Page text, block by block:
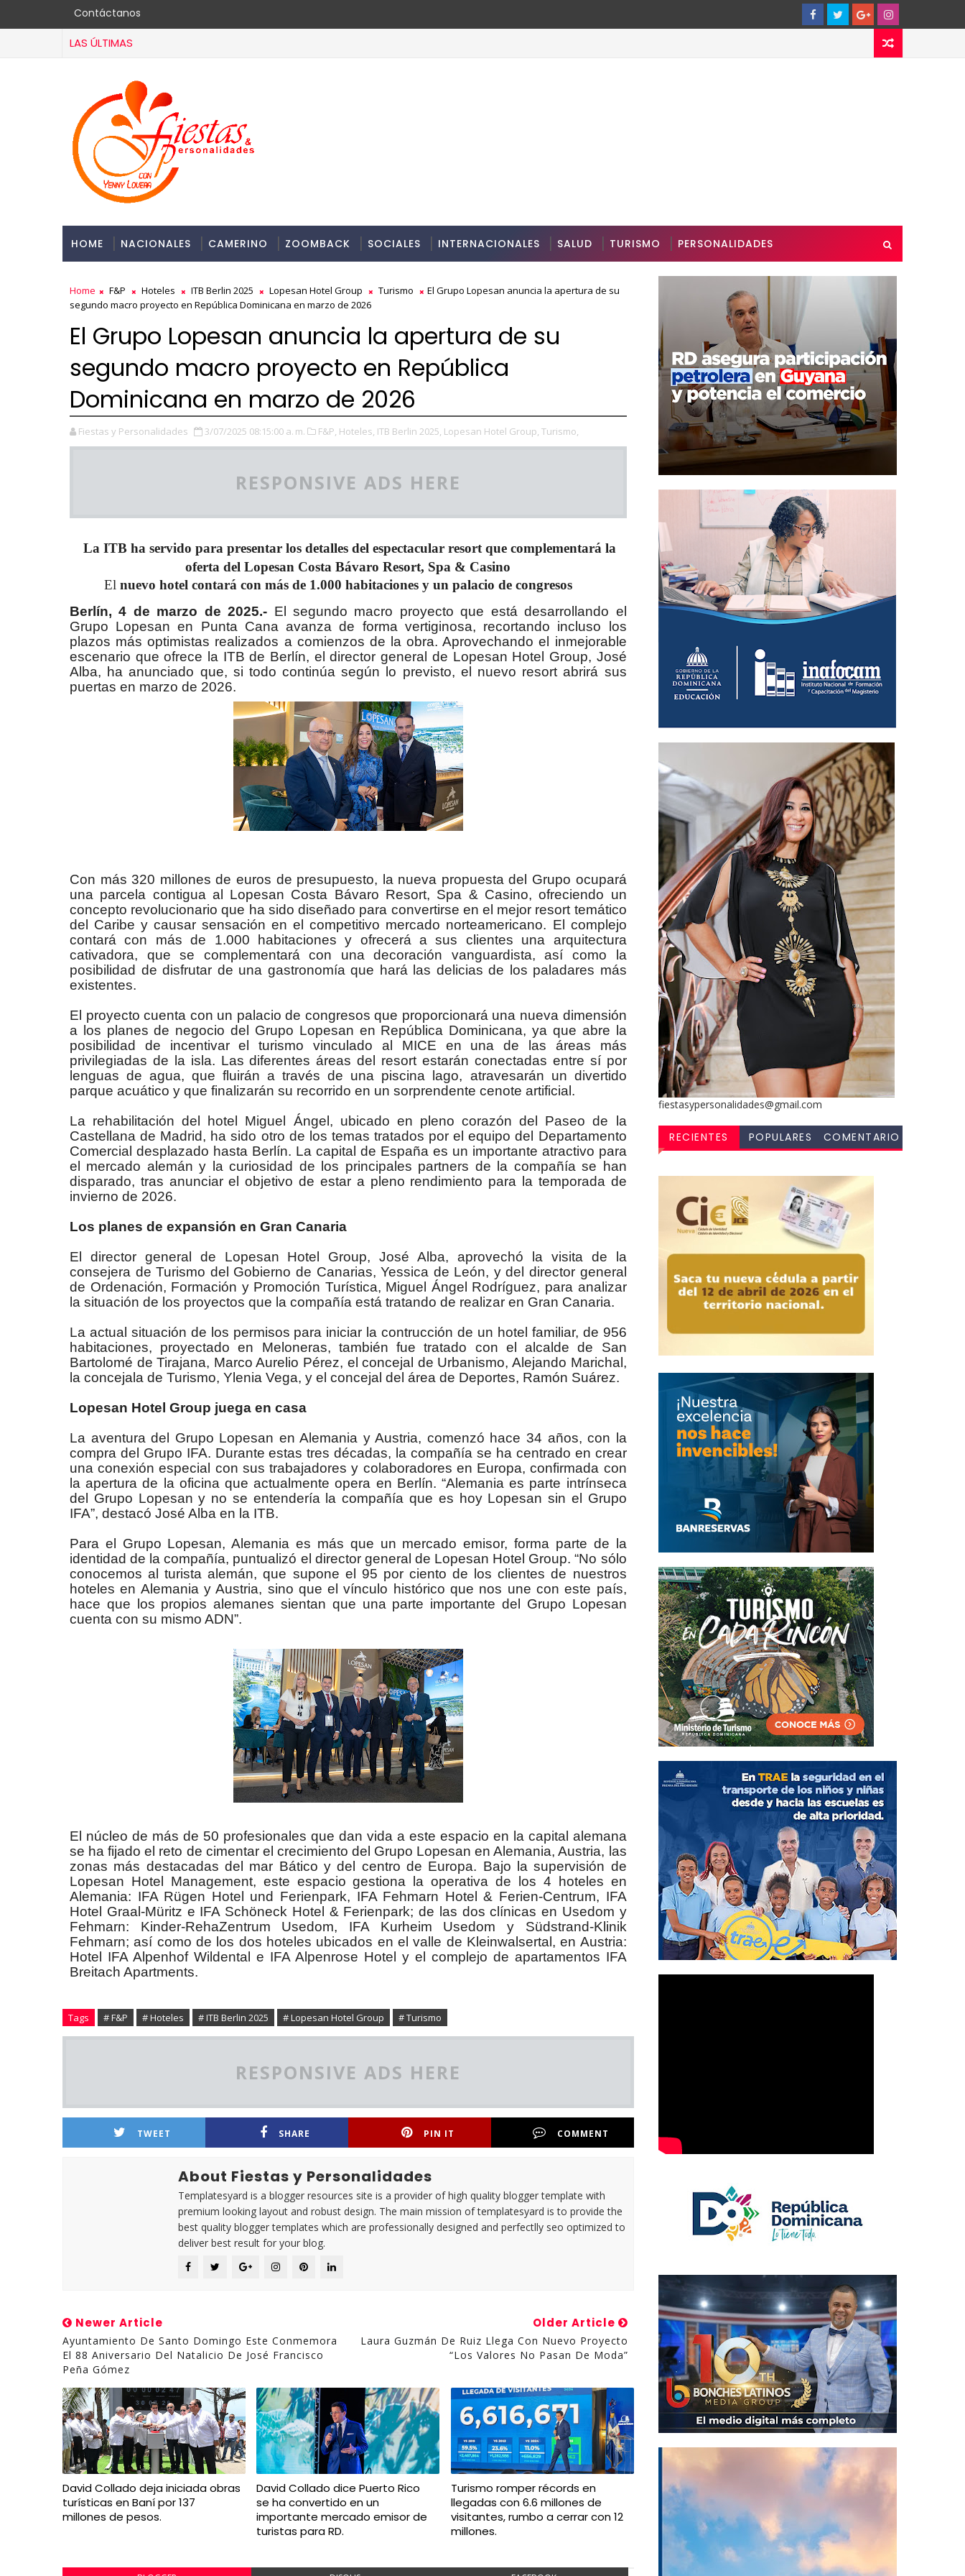
Contáctanos
LAS ÚLTIMAS
HOME NACIONALES CAMERINO ZOOMBACK SOCIALES INTERNACIONALES SALUD TURISMO PERSONALIDADES
Home F&P Hoteles ITB Berlin 2025 Lopesan Hotel Group Turismo
El Grupo Lopesan anuncia la apertura de su
segundo macro proyecto en República Dominicana en marzo de 2026
El Grupo Lopesan anuncia la apertura de su
segundo macro proyecto en República
Dominicana en marzo de 2026
Fiestas y Personalidades 3/07/2025 08:15:00 a. m. F&P, Hoteles, ITB Berlin 2025, Lopesan Hotel Group, Turismo,
RESPONSIVE ADS HERE
La ITB ha servido para presentar los detalles del espectacular resort que complementará la
oferta del Lopesan Costa Bávaro Resort, Spa & Casino
El nuevo hotel contará con más de 1.000 habitaciones y un palacio de congresos
Berlín, 4 de marzo de 2025.- El segundo macro proyecto que está desarrollando el
Grupo Lopesan en Punta Cana avanza de forma vertiginosa, recortando incluso los
plazos más optimistas realizados a comienzos de la obra. Aprovechando el inmejorable
escenario que ofrece la ITB de Berlín, el director general de Lopesan Hotel Group, José
Alba, ha anunciado que, si todo continúa según lo previsto, el nuevo resort abrirá sus
puertas en marzo de 2026.
Con más 320 millones de euros de presupuesto, la nueva propuesta del Grupo ocupará
una parcela contigua al Lopesan Costa Bávaro Resort, Spa & Casino, ofreciendo un
concepto revolucionario que ha sido diseñado para convertirse en el mejor resort temático
del Caribe y causar sensación en el competitivo mercado norteamericano. El complejo
contará con más de 1.000 habitaciones y ofrecerá a sus clientes una arquitectura
cativadora, que se complementará con una decoración vanguardista, así como la
posibilidad de disfrutar de una gastronomía que hará las delicias de los paladares más
existentes.
El proyecto cuenta con un palacio de congresos que proporcionará una nueva dimensión
a los planes de negocio del Grupo Lopesan en República Dominicana, ya que abre la
posibilidad de incentivar el turismo vinculado al MICE en una de las áreas más
privilegiadas de la isla. Las diferentes áreas del resort estarán conectadas entre sí por
lenguas de agua, que fluirán a través de una piscina lago, atravesarán un divertido
parque acuático y que finalizarán su recorrido en un sorprendente cenote artificial.
La rehabilitación del hotel Miguel Ángel, ubicado en pleno corazón del Paseo de la
Castellana de Madrid, ha sido otro de los temas tratados por el equipo del Departamento
Comercial desplazado hasta Berlín. La capital de España es un importante atractivo para
el mercado alemán y la curiosidad de los principales partners de la compañía se han
disparado, tras anunciar el objetivo de estar a pleno rendimiento para la temporada de
invierno de 2026.
Los planes de expansión en Gran Canaria
El director general de Lopesan Hotel Group, José Alba, aprovechó la visita de la
consejera de Turismo del Gobierno de Canarias, Yessica de León, y del director general
de Ordenación, Formación y Promoción Turística, Miguel Ángel Rodríguez, para analizar
la situación de los proyectos que la compañía está tratando de realizar en Gran Canaria.
La actual situación de los permisos para iniciar la contrucción de un hotel familiar, de 956
habitaciones, proyectado en Meloneras, también fue tratado con el alcalde de San
Bartolomé de Tirajana, Marco Aurelio Pérez, el concejal de Urbanismo, Alejando Marichal,
la concejala de Turismo, Ylenia Vega, y el concejal del área de Deportes, Ramón Suárez.
Lopesan Hotel Group juega en casa
La aventura del Grupo Lopesan en Alemania y Austria, comenzó hace 34 años, con la
compra del Grupo IFA. Durante estas tres décadas, la compañía se ha centrado en crear
una conexión especial con sus trabajadores y colaboradores en Europa, confirmada con
la apertura de la oficina que actualmente opera en Berlín. “Alemania es parte intrínseca
del Grupo Lopesan y no se entendería la compañía que es hoy Lopesan sin el Grupo
IFA”, destacó José Alba en la ITB.
Para el Grupo Lopesan, Alemania es más que un mercado emisor, forma parte de la
identidad de la compañía, puntualizó el director general de Lopesan Hotel Group. “No sólo
conocemos al turista alemán, que supone el 95 por ciento de los clientes de nuestros
hoteles en Alemania y Austria, sino que el vínculo histórico que nos une con este país,
hace que los propios alemanes sientan que una parte importante del Grupo Lopesan
cuenta con su mismo ADN”.
El núcleo de más de 50 profesionales que dan vida a este espacio en la capital alemana
se ha fijado el reto de cimentar el crecimiento del Grupo Lopesan en Alemania, Austria, las
zonas más destacadas del mar Bático y del centro de Europa. Bajo la supervisión de
Lopesan Hotel Management, este espacio gestiona la operativa de los 4 hoteles en
Alemania: IFA Rügen Hotel und Ferienpark, IFA Fehmarn Hotel & Ferien-Centrum, IFA
Hotel Graal-Müritz e IFA Schöneck Hotel & Ferienpark; de las dos clínicas en Usedom y
Fehmarn: Kinder-RehaZentrum Usedom, IFA Kurheim Usedom y Südstrand-Klinik
Fehmarn; así como de los dos hoteles ubicados en el valle de Kleinwalsertal, en Austria:
Hotel IFA Alpenhof Wildental e IFA Alpenrose Hotel y el complejo de apartamentos IFA
Breitach Apartments.
Tags # F&P # Hoteles # ITB Berlin 2025 # Lopesan Hotel Group # Turismo
RESPONSIVE ADS HERE
TWEET SHARE PIN IT COMMENT
About Fiestas y Personalidades
Templatesyard is a blogger resources site is a provider of high quality blogger template with
premium looking layout and robust design. The main mission of templatesyard is to provide the
best quality blogger templates which are professionally designed and perfectlly seo optimized to
deliver best result for your blog.
Newer Article
Ayuntamiento De Santo Domingo Este Conmemora
El 88 Aniversario Del Natalicio De José Francisco
Peña Gómez
Older Article
Laura Guzmán De Ruiz Llega Con Nuevo Proyecto
“Los Valores No Pasan De Moda”
David Collado deja iniciada obras
turísticas en Baní por 137
millones de pesos.
David Collado dice Puerto Rico
se ha convertido en un
importante mercado emisor de
turistas para RD.
Turismo romper récords en
llegadas con 6.6 millones de
visitantes, rumbo a cerrar con 12
millones.
fiestasypersonalidades@gmail.com
RECIENTES POPULARES
COMENTARIO